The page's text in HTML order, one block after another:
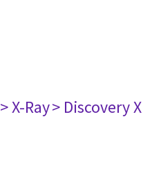
> X-Ray> Discovery